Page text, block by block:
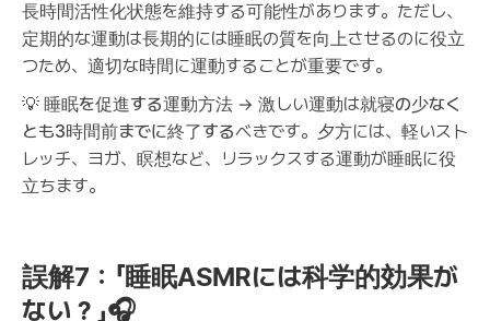
長時間活性化状態を維持する可能性があります。ただし、
定期的な運動は長期的には睡眠の質を向上させるのに役立
つため、適切な時間に運動することが重要です。
💡 睡眠を促進する運動方法 → 激しい運動は就寝の少なく
とも3時間前までに終了するべきです。夕方には、軽いスト
レッチ、ヨガ、瞑想など、リラックスする運動が睡眠に役
立ちます。
誤解7：「睡眠ASMRには科学的効果が
ない？」🎧